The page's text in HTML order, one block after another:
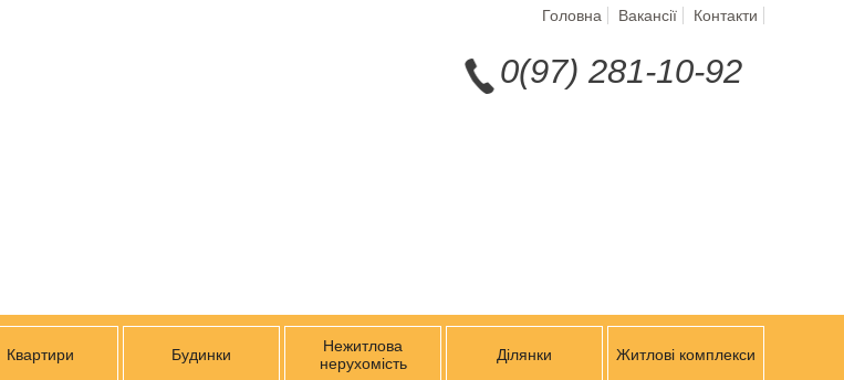
Головна Вакансії Контакти
0(97) 281-10-92
Квартири Будинки
Нежитлова
нерухомість
Ділянки Житлові комплекси